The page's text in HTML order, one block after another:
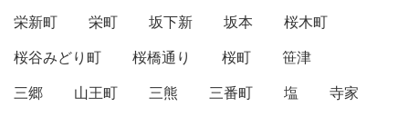
栄新町
栄町 坂下新 坂本
桜木町
桜谷みどり町
桜橋通り 桜町
笹津
三郷
山王町 三熊 三番町 塩
寺家